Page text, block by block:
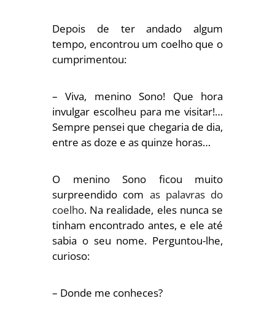
Depois de ter andado algum
tempo, encontrou um coelho que o
cumprimentou:
– Viva, menino Sono! Que hora
invulgar escolheu para me visitar!…
Sempre pensei que chegaria de dia,
entre as doze e as quinze horas…
O menino Sono ficou muito
surpreendido com as palavras do
coelho. Na realidade, eles nunca se
tinham encontrado antes, e ele até
sabia o seu nome. Perguntou-lhe,
curioso:
– Donde me conheces?